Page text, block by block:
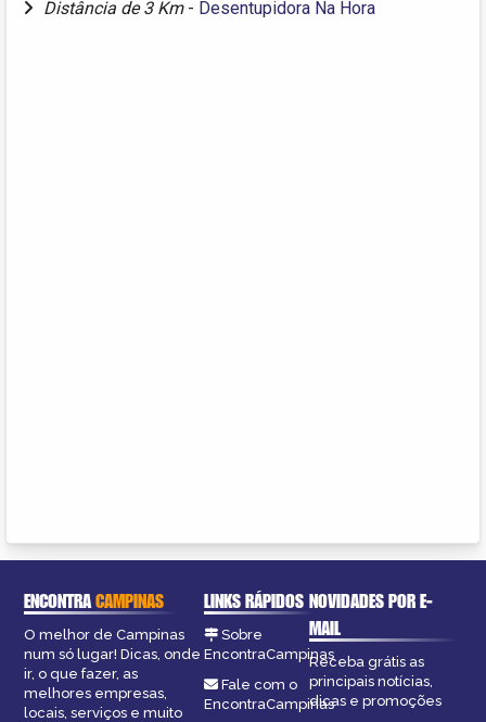
Distância de 3 Km - Desentupidora Na Hora
ENCONTRACAMPINAS
O melhor de Campinas
num só lugar! Dicas, onde
ir, o que fazer, as
melhores empresas,
locais, serviços e muito
LINKS RÁPIDOS
Sobre
EncontraCampinas
Fale com o
EncontraCampinas
NOVIDADES POR E-
MAIL
Receba grátis as
principais notícias,
dicas e promoções